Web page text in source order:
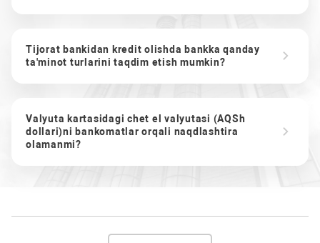
Tijorat bankidan kredit olishda bankka qanday
ta'minot turlarini taqdim etish mumkin?
Valyuta kartasidagi chet el valyutasi (AQSh
dollari)ni bankomatlar orqali naqdlashtira
olamanmi?